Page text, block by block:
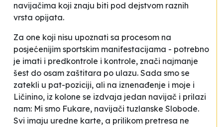
navijačima koji znaju biti pod dejstvom raznih
vrsta opijata.
Za one koji nisu upoznati sa procesom na
posjećenijim sportskim manifestacijama - potrebno
je imati i predkontrole i kontrole, znači najmanje
šest do osam zaštitara po ulazu. Sada smo se
zatekli u pat-poziciji, ali na iznenađenje i moje i
Ličinino, iz kolone se izdvaja jedan navijač i prilazi
nam: Mi smo Fukare, navijači tuzlanske Slobode.
Svi imaju uredne karte, a prilikom pretresa ne